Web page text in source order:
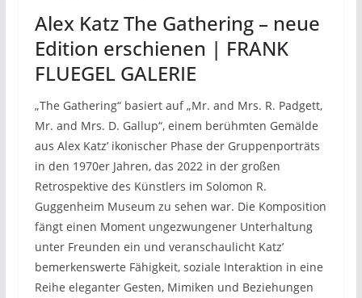
Alex Katz The Gathering – neue
Edition erschienen | FRANK
FLUEGEL GALERIE
„The Gathering“ basiert auf „Mr. and Mrs. R. Padgett,
Mr. and Mrs. D. Gallup“, einem berühmten Gemälde
aus Alex Katz’ ikonischer Phase der Gruppenporträts
in den 1970er Jahren, das 2022 in der großen
Retrospektive des Künstlers im Solomon R.
Guggenheim Museum zu sehen war. Die Komposition
fängt einen Moment ungezwungener Unterhaltung
unter Freunden ein und veranschaulicht Katz’
bemerkenswerte Fähigkeit, soziale Interaktion in eine
Reihe eleganter Gesten, Mimiken und Beziehungen